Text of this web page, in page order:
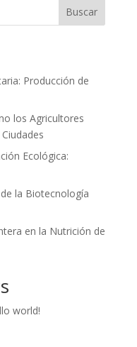
Buscar
Producción de
los Agricultores
Ecológica:
la Biotecnología
en la Nutrición de
world!